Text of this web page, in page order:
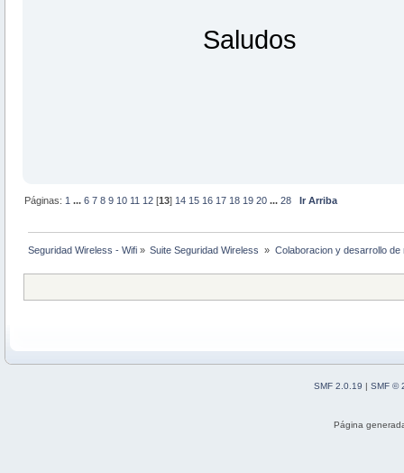
Saludos
Páginas: 1 ...6 7 8 9 10 11 12 [13] 14 15 16 17 18 19 20 ...28 Ir Arriba
Seguridad Wireless - Wifi » Suite Seguridad Wireless » Colaboracion y desarrollo de
SMF 2.0.19 | SMF ©
Página